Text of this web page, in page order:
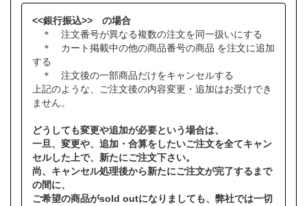
<<銀行振込>> の場合
＊ 注文番号が異なる複数の注文を同一扱いにする
＊ カート掲載中の他の商品番号の商品 を注文に追加
する
＊ 注文後の一部商品だけをキャンセルする
上記のような、ご注文後の内容変更・追加はお受けでき
ません。
どうしても変更や追加が必要という場合は、
一旦、変更や、追加・合算をしたいご注文を全てキャン
セルした上で、新たにご注文下さい。
尚、キャンセル処理後から新たにご注文が完了するまで
の間に、
ご希望の商品がsold outになりましても、弊社では一切